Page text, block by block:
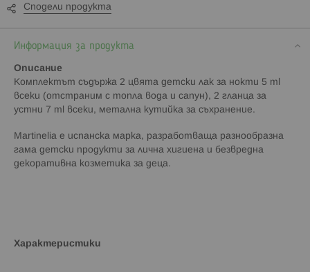
Сподели продукта
Информация за продукта
Описание
Комплектът съдържа 2 цвята детски лак за нокти 5 ml
всеки (отстраним с топла вода и сапун), 2 гланца за
устни 7 ml всеки, метална кутийка за съхранение.
Martinelia е испанска марка, разработваща разнообразна
гама детски продукти за лична хигиена и безвредна
декоративна козметика за деца.
Характеристики